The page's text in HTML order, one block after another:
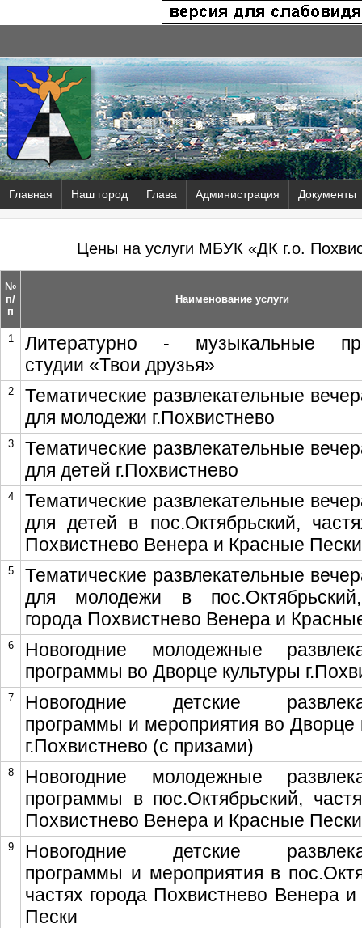
Главная Наш город Глава Администрация Документы
Цены на услуги МБУК «ДК г.о.
№
п/
п
Наименование услуги
1
Литературно - музыкальные
студии «Твои друзья»
2
Тематические развлекательные
для молодежи г.Похвистнево
3
Тематические развлекательные
для детей г.Похвистнево
4
Тематические развлекательные
для детей в пос.Октябрьский,
Похвистнево Венера и Красные Пески
5
Тематические развлекательные
для молодежи в
города Похвистнево Венера и
6
Новогодние молодежные
программы во Дворце культуры
7
Новогодние детские
программы и мероприятия во Дворце
г.Похвистнево (с призами)
8
Новогодние молодежные
программы в пос.Октябрьский,
Похвистнево Венера и Красные Пески
9
Новогодние детские
программы и мероприятия в
частях города Похвистнево Венера
Пески